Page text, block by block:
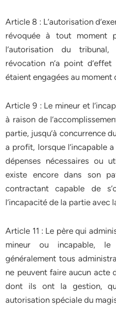
Article 8 : L’autorisation
révoquée à tout moment
l’autorisation du
révocation n’a point
étaient engagées au moment
Article 9 : Le mineur et
à raison de
partie, jusqu’à concurrence
a profit, lorsque l’incapable
dépenses nécessaires ou
existe encore dans son
contractant capable de
l’incapacité de la partie avec
Article 11 : Le père qui
mineur ou incapable,
généralement tous
ne peuvent faire aucun acte
dont ils ont la gestion,
autorisation spéciale du